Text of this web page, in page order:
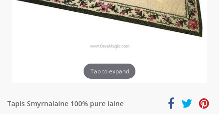
Tap to expand
Tapis Smyrnalaine 100% pure laine